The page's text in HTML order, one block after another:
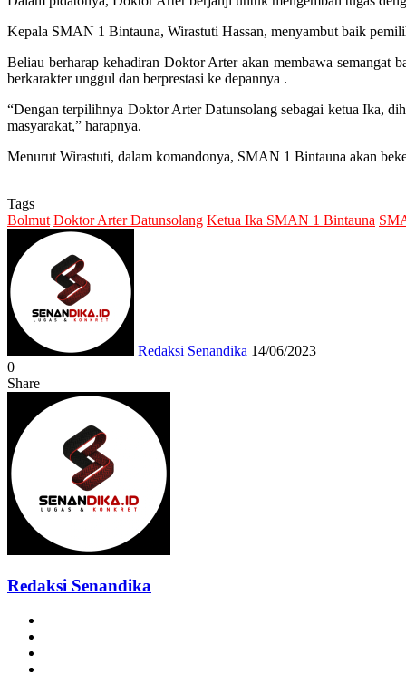
Kepala SMAN 1 Bintauna, Wirastuti Hassan, menyambut baik
Beliau berharap kehadiran Doktor Arter akan membawa semangat
berkarakter unggul dan berprestasi ke depannya .
“Dengan terpilihnya Doktor Arter Datunsolang sebagai ketua Ika,
masyarakat,” harapnya.
Menurut Wirastuti, dalam komandonya, SMAN 1 Bintauna akan
Tags
Bolmut Doktor Arter Datunsolang Ketua Ika SMAN 1 Bintauna
Redaksi Senandika 14/06/2023
0
Share
Facebook
Messenger
Messenger
WhatsApp
Telegram
Redaksi Senandika